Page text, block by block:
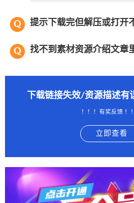
提示下载完但解压或打开
找不到素材资源介绍文章
下载链接失效/资源描述
！！！有奖反馈 ！
立即查看